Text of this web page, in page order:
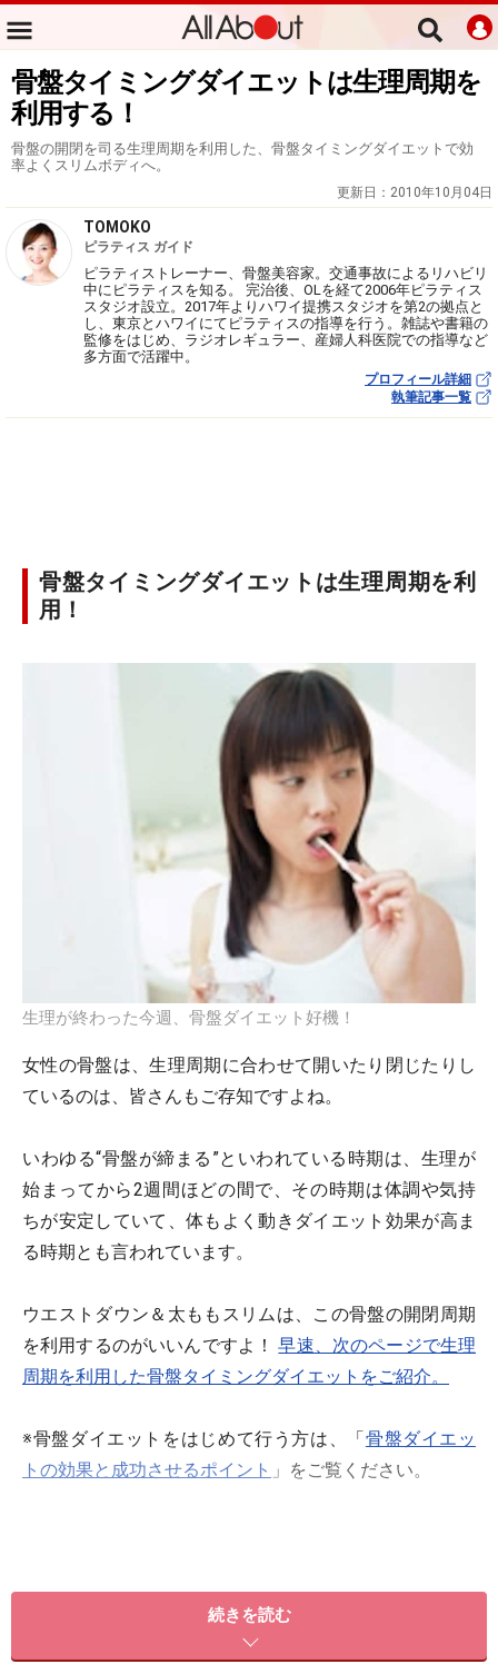
骨盤タイミングダイエットは生理周期を
利用する！
骨盤の開閉を司る生理周期を利用した、骨盤タイミングダイエットで効
率よくスリムボディへ。
更新日： 2010年10月04日
TOMOKO
ピラティス ガイド
ピラティストレーナー、骨盤美容家。交通事故によるリハビリ
中にピラティスを知る。 完治後、OLを経て2006年ピラティス
スタジオ設立。2017年よりハワイ提携スタジオを第2の拠点と
し、東京とハワイにてピラティスの指導を行う。雑誌や書籍の
監修をはじめ、ラジオレギュラー、産婦人科医院での指導など
多方面で活躍中。
プロフィール詳細
執筆記事一覧
骨盤タイミングダイエットは生理周期を利
用！
生理が終わった今週、骨盤ダイエット好機！
女性の骨盤は、生理周期に合わせて開いたり閉じたりし
ているのは、皆さんもご存知ですよね。
いわゆる“骨盤が締まる”といわれている時期は、生理が
始まってから2週間ほどの間で、その時期は体調や気持
ちが安定していて、体もよく動きダイエット効果が高ま
る時期とも言われています。
ウエストダウン＆太ももスリムは、この骨盤の開閉周期
を利用するのがいいんですよ！早速、次のページで生理
周期を利用した骨盤タイミングダイエットをご紹介。
※骨盤ダイエットをはじめて行う方は、「骨盤ダイエッ
トの効果と成功させるポイント 」をご覧ください。
※ダイエットは個人の体質、また、誤った方法による実践に起因
して体調不良を引き起こす場合があります。実践の際には、必ず
自身の体質及び健康状態を十分に考慮したうえで、正しい方法で
続きを読む